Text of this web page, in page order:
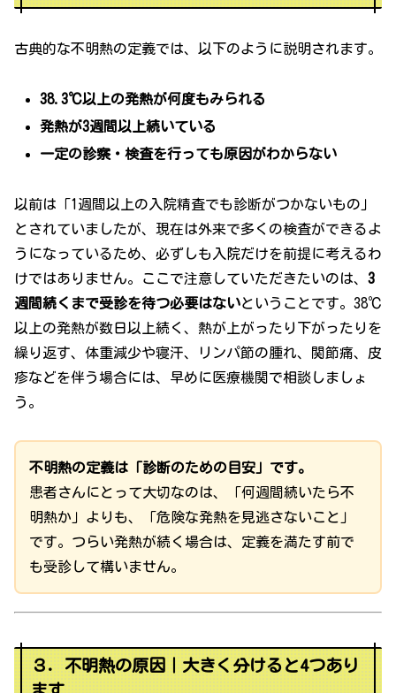
古典的な不明熱の定義では、以下のように説明されます。
38.3℃以上の発熱が何度もみられる
発熱が3週間以上続いている
一定の診察・検査を行っても原因がわからない
以前は「1週間以上の入院精査でも診断がつかないもの」
とされていましたが、現在は外来で多くの検査ができるよ
うになっているため、必ずしも入院だけを前提に考えるわ
けではありません。ここで注意していただきたいのは、 3
週間続くまで受診を待つ必要はないということです。38℃
以上の発熱が数日以上続く、熱が上がったり下がったりを
繰り返す、体重減少や寝汗、リンパ節の腫れ、関節痛、皮
疹などを伴う場合には、早めに医療機関で相談しましょ
う。
不明熱の定義は「診断のための目安」です。
患者さんにとって大切なのは、「何週間続いたら不
明熱か」よりも、「危険な発熱を見逃さないこと」
です。つらい発熱が続く場合は、定義を満たす前で
も受診して構いません。
３．不明熱の原因｜大きく分けると4つあり